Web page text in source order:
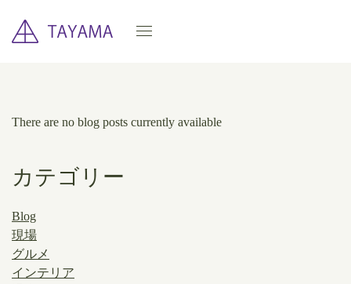
There are no blog posts currently available
カテゴリー
Blog
現場
グルメ
インテリア